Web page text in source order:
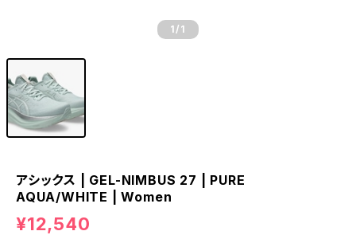
1 /1
アシックス | GEL-NIMBUS 27 | PURE
AQUA/WHITE | Women
¥12,540